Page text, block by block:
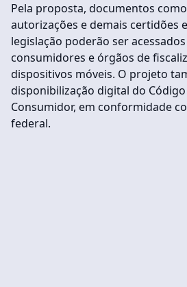
Pela proposta, documentos
autorizações e demais certidões
legislação poderão ser
consumidores e órgãos de
dispositivos móveis. O projeto
disponibilização digital do
Consumidor, em conformidade
federal.